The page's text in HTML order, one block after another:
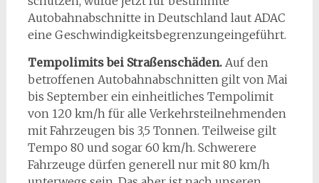
Autobahnabschnitte in Deutschland laut ADAC
eine Geschwindigkeitsbegrenzungeingeführt.
Tempolimits bei Straßenschäden. Auf den
betroffenen Autobahnabschnitten gilt von Mai
bis September ein einheitliches Tempolimit
von 120 km/h für alle Verkehrsteilnehmenden
mit Fahrzeugen bis 3,5 Tonnen. Teilweise gilt
Tempo 80 und sogar 60 km/h. Schwerere
Fahrzeuge dürfen generell nur mit 80 km/h